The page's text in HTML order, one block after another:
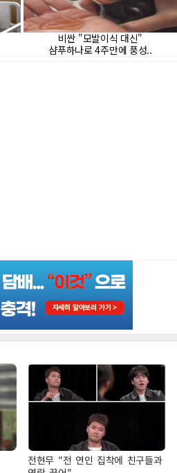
전현무 "전 연인 집착에 친구들과